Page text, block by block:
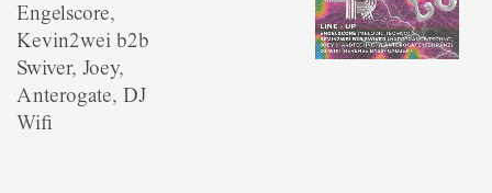
Engelscore,
Kevin2wei b2b
Swiver, Joey,
Anterogate, DJ
Wifi